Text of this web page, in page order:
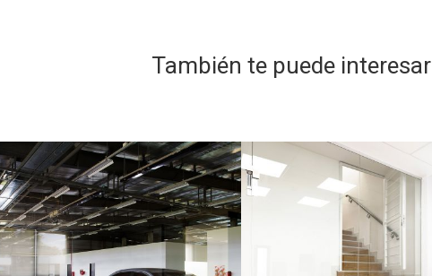
También te puede interesar